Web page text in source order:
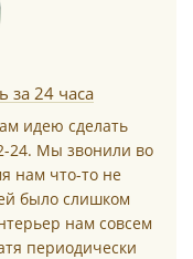
за 24 часа
идею сделать
24. Мы звонили во
нам что-то не
было слишком
нам совсем
периодически